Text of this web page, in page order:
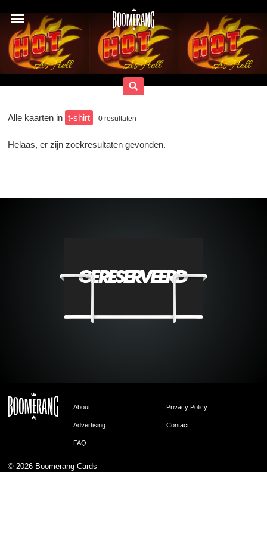
Alle kaarten in t-shirt 0 resultaten
Helaas, er zijn zoekresultaten gevonden.
About Privacy Policy
Advertising Contact
FAQ
© 2026 Boomerang Cards